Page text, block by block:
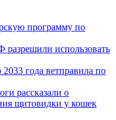
программу по
разрешили использовать
года ветправила по
рассказали о
щитовидки у кошек